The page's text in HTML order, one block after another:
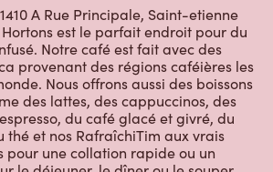
A Rue Principale, Saint-etienne
Hortons est le parfait endroit pour du
Notre café est fait avec des
provenant des régions caféières les
Nous offrons aussi des boissons
des lattes, des cappuccinos, des
du café glacé et givré, du
thé et nos RafraîchiTim aux vrais
pour une collation rapide ou un